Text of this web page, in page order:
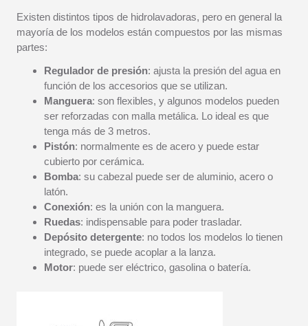
Existen distintos tipos de hidrolavadoras, pero en general la
mayoría de los modelos están compuestos por las mismas
partes:
Regulador de presión: ajusta la presión del agua en
función de los accesorios que se utilizan.
Manguera: son flexibles, y algunos modelos pueden
ser reforzadas con malla metálica. Lo ideal es que
tenga más de 3 metros.
Pistón: normalmente es de acero y puede estar
cubierto por cerámica.
Bomba: su cabezal puede ser de aluminio, acero o
latón.
Conexión: es la unión con la manguera.
Ruedas: indispensable para poder trasladar.
Depósito detergente: no todos los modelos lo tienen
integrado, se puede acoplar a la lanza.
Motor: puede ser eléctrico, gasolina o batería.